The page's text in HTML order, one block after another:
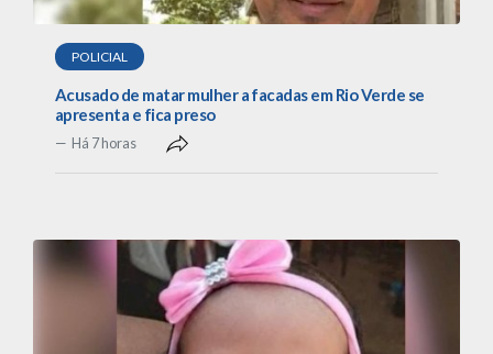
POLICIAL
Acusado de matar mulher a facadas em Rio Verde se
apresenta e fica preso
Há 7 horas